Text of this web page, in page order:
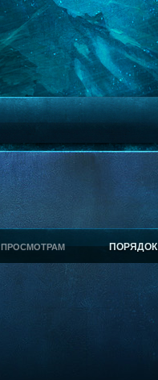
ПРОСМОТРАМ ПОРЯДОК